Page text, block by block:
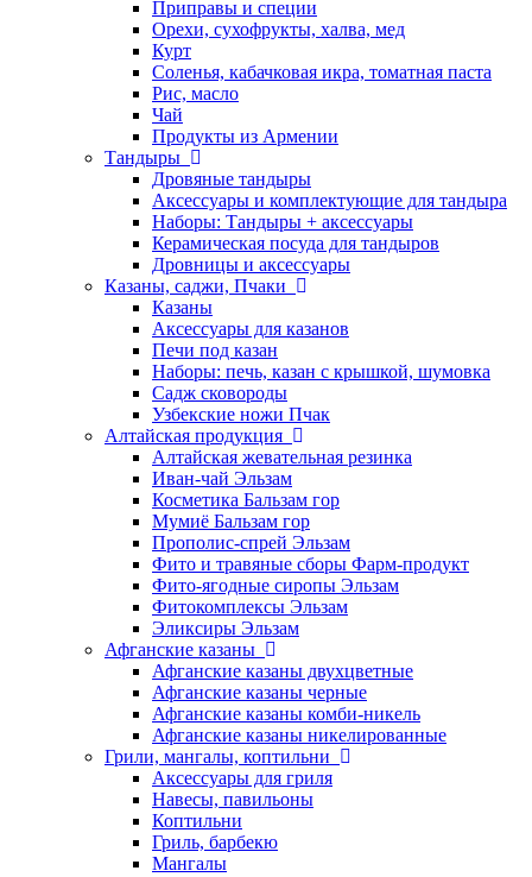
Приправы и специи
Орехи, сухофрукты, халва, мед
Курт
Соленья, кабачковая икра, томатная паста
Рис, масло
Чай
Продукты из Армении
Тандыры
Дровяные тандыры
Аксессуары и комплектующие для тандыра
Наборы: Тандыры + аксессуары
Керамическая посуда для тандыров
Дровницы и аксессуары
Казаны, саджи, Пчаки
Казаны
Аксессуары для казанов
Печи под казан
Наборы: печь, казан с крышкой, шумовка
Садж сковороды
Узбекские ножи Пчак
Алтайская продукция
Алтайская жевательная резинка
Иван-чай Эльзам
Косметика Бальзам гор
Мумиё Бальзам гор
Прополис-спрей Эльзам
Фито и травяные сборы Фарм-продукт
Фито-ягодные сиропы Эльзам
Фитокомплексы Эльзам
Эликсиры Эльзам
Афганские казаны
Афганские казаны двухцветные
Афганские казаны черные
Афганские казаны комби-никель
Афганские казаны никелированные
Грили, мангалы, коптильни
Аксессуары для гриля
Навесы, павильоны
Коптильни
Гриль, барбекю
Мангалы